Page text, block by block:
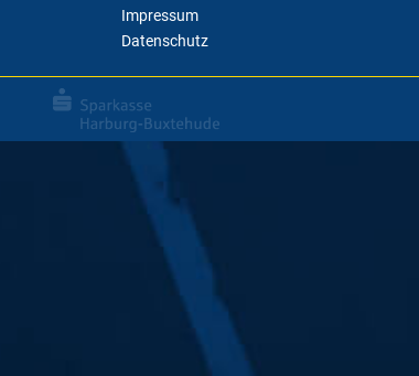
Impressum
Datenschutz
#alleindiehalle
Wir wollen eine volle Halle! Am Samstag, 21.
empfangen wir den Aufsteiger Solingen-
Sei live dabei in der Hölle Nord und feuer